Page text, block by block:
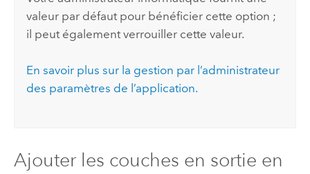
valeur par défaut pour bénéficier cette option ;
il peut également verrouiller cette valeur.
En savoir plus sur la gestion par l’administrateur
des paramètres de l’application.
Ajouter les couches en sortie en